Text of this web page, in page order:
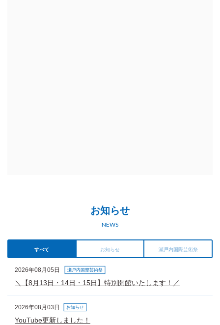
お知らせ
NEWS
すべて
2026年08月05日 瀬戸内国際芸術祭
＼【8月13日・14日・15日】特別開館いたします！／
2026年08月03日 お知らせ
YouTube更新しました！
お知らせ 瀬戸内国際芸術祭